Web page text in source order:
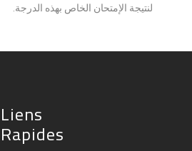
لنتيجة الإمتحان الخاص بهذه الدرجة.
Liens
Rapides